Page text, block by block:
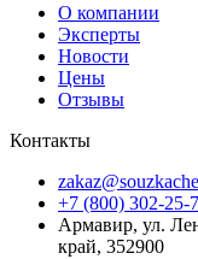
О компании
Эксперты
Новости
Цены
Отзывы
Контакты
+7 (800) 302-25-
Армавир, ул.
край, 352900